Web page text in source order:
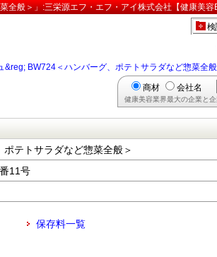
全般＞」:三栄源エフ・エフ・アイ株式会社【健康美容
検
&reg; BW724＜ハンバーグ、ポテトサラダなど惣菜全般
商材 会社名
健康美容業界最大の企業と
テトサラダなど惣菜全般＞
11号
保存料一覧